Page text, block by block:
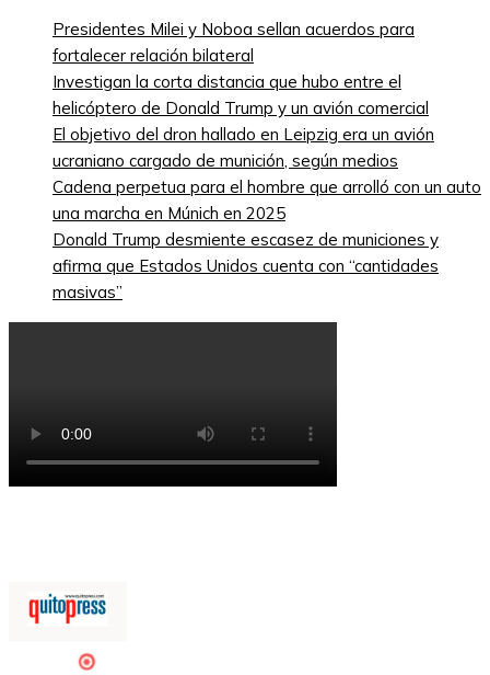
Presidentes Milei y Noboa sellan acuerdos para
fortalecer relación bilateral
Investigan la corta distancia que hubo entre el
helicóptero de Donald Trump y un avión comercial
El objetivo del dron hallado en Leipzig era un avión
ucraniano cargado de munición, según medios
Cadena perpetua para el hombre que arrolló con un auto
una marcha en Múnich en 2025
Donald Trump desmiente escasez de municiones y
afirma que Estados Unidos cuenta con “cantidades
masivas”